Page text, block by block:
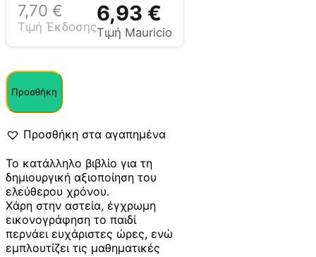
7,70 €
Τιμή Έκδοσης
6,93 €
Τιμή Mauricio
Προσθήκη
Προσθήκη στα αγαπημένα
Το κατάλληλο βιβλίο για τη
δημιουργική αξιοποίηση του
ελεύθερου χρόνου.
Χάρη στην αστεία, έγχρωμη
εικονογράφηση το παιδί
περνάει ευχάριστες ώρες, ενώ
εμπλουτίζει τις μαθηματικές